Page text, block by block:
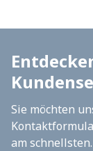
Sie möchten
am schnellsten.